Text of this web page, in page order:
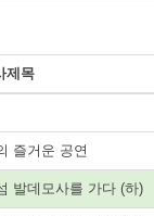
제목
즐거운 공연
발데모사를 가다 (하)